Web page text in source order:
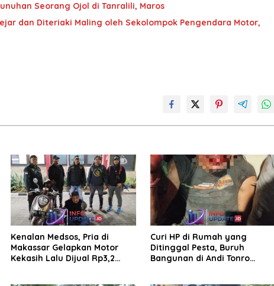
Seorang Ojol di Tanralili, Maros
dan Diteriaki Maling oleh Sekolompok Pengendara Motor,
Kenalan Medsos, Pria di
Makassar Gelapkan Motor
Kekasih Lalu Dijual Rp3,2
Curi HP di Rumah yang
Ditinggal Pesta, Buruh
Bangunan di Andi Tonro